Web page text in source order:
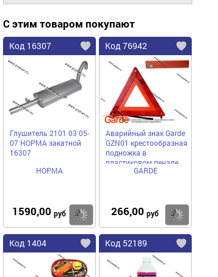
С этим товаром покупают
Код 16307
Глушитель 2101 03 05-
07 НОРМА закатной
16307
НОРМА
1590,00 руб Купить
Код 76942
Аварийный знак Garde
GZN01 крестообразная
подножка в
пластиковом пенале
GARDE
266,00 руб
Код 1404 Код 52189